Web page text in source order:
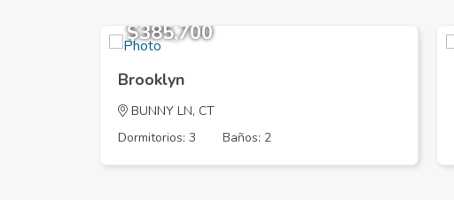
$385,700
Brooklyn
BUNNY LN, CT
Dormitorios: 3
Baños: 2